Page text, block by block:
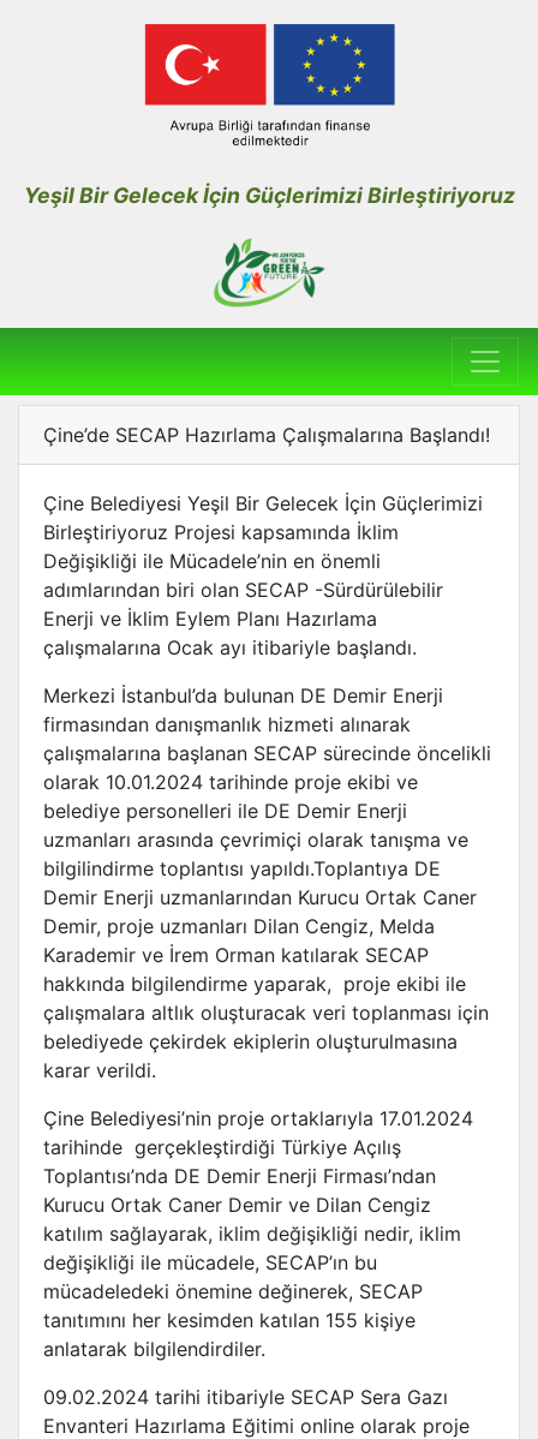
Yeşil Bir Gelecek İçin Güçlerimizi Birleştiriyoruz
Çine’de SECAP Hazırlama Çalışmalarına Başlandı!
Çine Belediyesi Yeşil Bir Gelecek İçin Güçlerimizi
Birleştiriyoruz Projesi kapsamında İklim
Değişikliği ile Mücadele’nin en önemli
adımlarından biri olan SECAP -Sürdürülebilir
Enerji ve İklim Eylem Planı Hazırlama
çalışmalarına Ocak ayı itibariyle başlandı.
Merkezi İstanbul’da bulunan DE Demir Enerji
firmasından danışmanlık hizmeti alınarak
çalışmalarına başlanan SECAP sürecinde öncelikli
olarak 10.01.2024 tarihinde proje ekibi ve
belediye personelleri ile DE Demir Enerji
uzmanları arasında çevrimiçi olarak tanışma ve
bilgilindirme toplantısı yapıldı.Toplantıya DE
Demir Enerji uzmanlarından Kurucu Ortak Caner
Demir, proje uzmanları Dilan Cengiz, Melda
Karademir ve İrem Orman katılarak SECAP
hakkında bilgilendirme yaparak, proje ekibi ile
çalışmalara altlık oluşturacak veri toplanması için
belediyede çekirdek ekiplerin oluşturulmasına
karar verildi.
Çine Belediyesi’nin proje ortaklarıyla 17.01.2024
tarihinde gerçekleştirdiği Türkiye Açılış
Toplantısı’nda DE Demir Enerji Firması’ndan
Kurucu Ortak Caner Demir ve Dilan Cengiz
katılım sağlayarak, iklim değişikliği nedir, iklim
değişikliği ile mücadele, SECAP’ın bu
mücadeledeki önemine değinerek, SECAP
tanıtımını her kesimden katılan 155 kişiye
anlatarak bilgilendirdiler.
09.02.2024 tarihi itibariyle SECAP Sera Gazı
Envanteri Hazırlama Eğitimi online olarak proje